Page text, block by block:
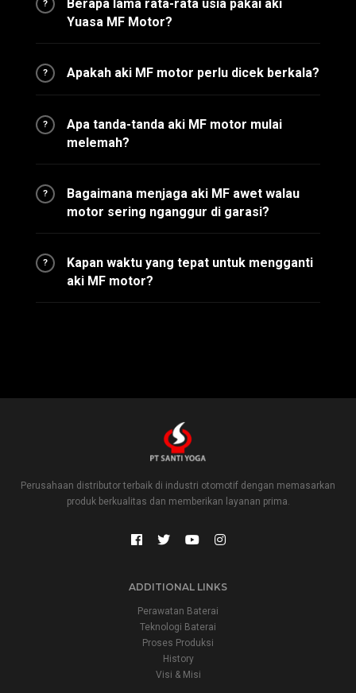
?
Berapa lama rata-rata usia pakai aki
Yuasa MF Motor?
? Apakah aki MF motor perlu dicek berkala?
?
Apa tanda-tanda aki MF motor mulai
melemah?
?
Bagaimana menjaga aki MF awet walau
motor sering nganggur di garasi?
?
Kapan waktu yang tepat untuk mengganti
aki MF motor?
Perusahaan distributor terbaik di industri otomotif dengan memasarkan
produk berkualitas dan memberikan layanan prima.
ADDITIONAL LINKS
Perawatan Baterai
Teknologi Baterai
Proses Produksi
History
Visi & Misi